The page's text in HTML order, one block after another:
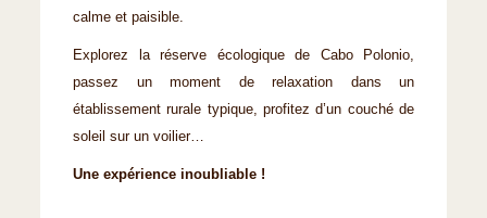
calme et paisible.
Explorez la réserve écologique de Cabo Polonio,
passez un moment de relaxation dans un
établissement rurale typique, profitez d’un couché de
soleil sur un voilier…
Une expérience inoubliable !